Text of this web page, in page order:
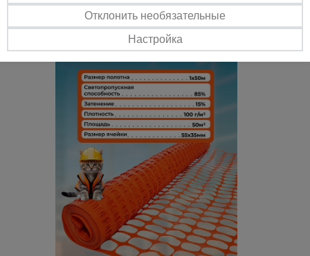
Эстетичный внешний вид, отличная различимость благодаря
специальным цветам и оптимально подобранному размеру ячеек.
Может быть изготовлена любого цвета по RAL
Отклонить необязательные
Настройка